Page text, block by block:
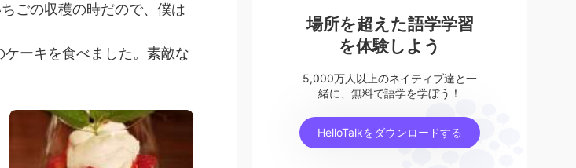
ごの収穫の時だので、僕は
ーキを食べました。素敵な
場所を超えた語学学習
を体験しよう
5,000万人以上のネイティブ達と一
緒に、無料で語学を学ぼう！
HelloTalkをダウンロードする